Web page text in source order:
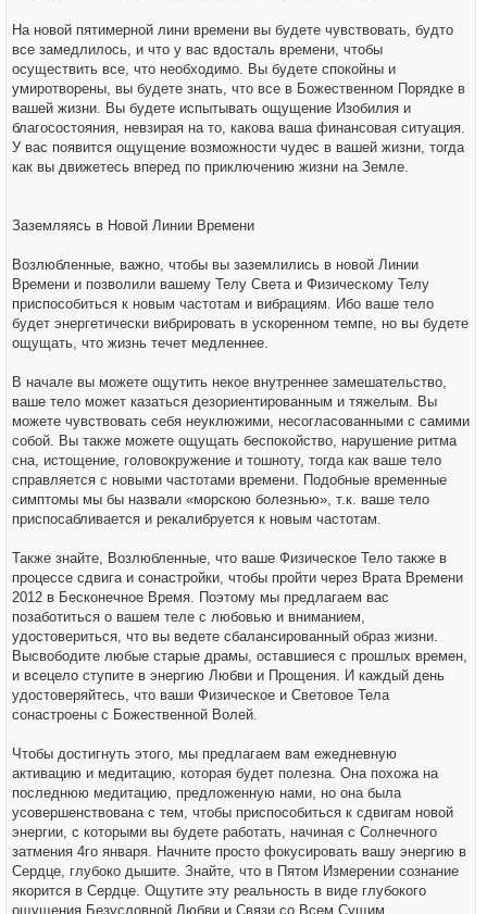
На новой пятимерной лини времени вы будете чувствовать, будто
все замедлилось, и что у вас вдосталь времени, чтобы
осуществить все, что необходимо. Вы будете спокойны и
умиротворены, вы будете знать, что все в Божественном Порядке в
вашей жизни. Вы будете испытывать ощущение Изобилия и
благосостояния, невзирая на то, какова ваша финансовая ситуация.
У вас появится ощущение возможности чудес в вашей жизни, тогда
как вы движетесь вперед по приключению жизни на Земле.
Заземляясь в Новой Линии Времени
Возлюбленные, важно, чтобы вы заземлились в новой Линии
Времени и позволили вашему Телу Света и Физическому Телу
приспособиться к новым частотам и вибрациям. Ибо ваше тело
будет энергетически вибрировать в ускоренном темпе, но вы будете
ощущать, что жизнь течет медленнее.
В начале вы можете ощутить некое внутреннее замешательство,
ваше тело может казаться дезориентированным и тяжелым. Вы
можете чувствовать себя неуклюжими, несогласованными с самими
собой. Вы также можете ощущать беспокойство, нарушение ритма
сна, истощение, головокружение и тошноту, тогда как ваше тело
справляется с новыми частотами времени. Подобные временные
симптомы мы бы назвали «морскою болезнью», т.к. ваше тело
приспосабливается и рекалибруется к новым частотам.
Также знайте, Возлюбленные, что ваше Физическое Тело также в
процессе сдвига и сонастройки, чтобы пройти через Врата Времени
2012 в Бесконечное Время. Поэтому мы предлагаем вас
позаботиться о вашем теле с любовью и вниманием,
удостовериться, что вы ведете сбалансированный образ жизни.
Высвободите любые старые драмы, оставшиеся с прошлых времен,
и всецело ступите в энергию Любви и Прощения. И каждый день
удостоверяйтесь, что ваши Физическое и Световое Тела
сонастроены с Божественной Волей.
Чтобы достигнуть этого, мы предлагаем вам ежедневную
активацию и медитацию, которая будет полезна. Она похожа на
последнюю медитацию, предложенную нами, но она была
усовершенствована с тем, чтобы приспособиться к сдвигам новой
энергии, с которыми вы будете работать, начиная с Солнечного
затмения 4го января. Начните просто фокусировать вашу энергию в
Сердце, глубоко дышите. Знайте, что в Пятом Измерении сознание
якорится в Сердце. Ощутите эту реальность в виде глубокого
ощущения Безусловной Любви и Связи со Всем Сущим.